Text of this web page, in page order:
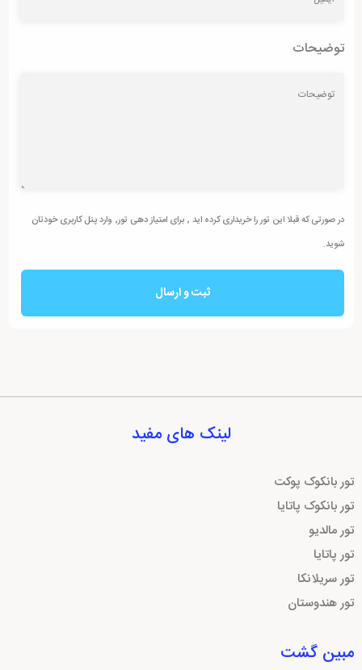
توضیحات
در صورتی که قبلا این تور را خریداری کرده اید ٬ برای امتیاز دهی تور٬ وارد پنل کاربری خودتان
شوید.
ثبت و ارسال
لینک های مفید
تور بانکوک پوکت
تور بانکوک پاتایا
تور مالدیو
تور پاتایا
تور سریلانکا
تور هندوستان
مبین گشت